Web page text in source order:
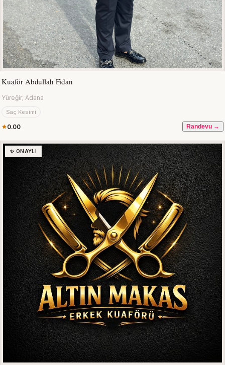
Kuaför Abdullah Fidan
Yüreğir, Adana
Saç Kesimi
0.00 Randevu →
✨ ONAYLI